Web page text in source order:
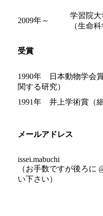
2009年～
学習院
（生命
受賞
1990年 日本動物学会
関する研究）
1991年 井上学術賞（
メールアドレス
issei.mabuchi
（お手数ですが後ろに
い下さい）